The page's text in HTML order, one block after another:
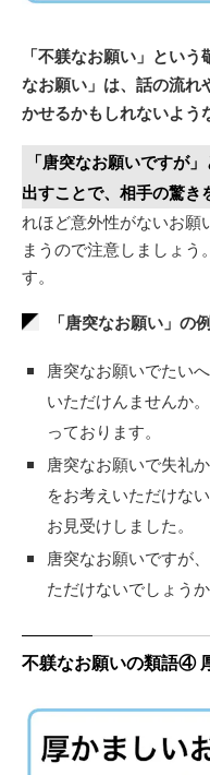
「不躾なお願い」とい
なお願い」は、話の流れ
かせるかもしれないよう
「唐突なお願いですが
出すことで、相手の驚
れほど意外性がないお願
まうので注意しましょ
す。
「唐突なお願い」の
唐突なお願いでたい
いただけんませんか
っております。
唐突なお願いで失礼
をお考えいただけな
お見受けしました。
唐突なお願いですが
ただけないでしょうか
不躾なお願いの類語④